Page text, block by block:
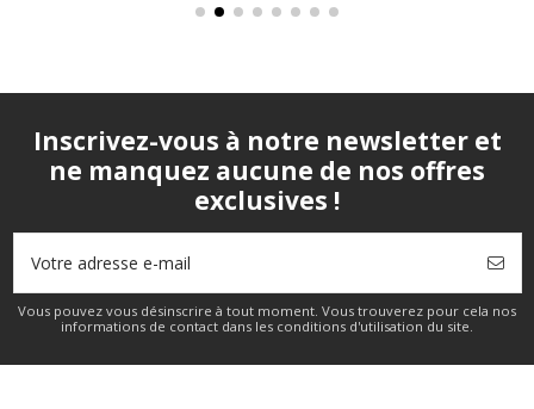
Inscrivez-vous à notre newsletter et
ne manquez aucune de nos offres
exclusives !
Vous pouvez vous désinscrire à tout moment. Vous trouverez pour cela nos
informations de contact dans les conditions d'utilisation du site.